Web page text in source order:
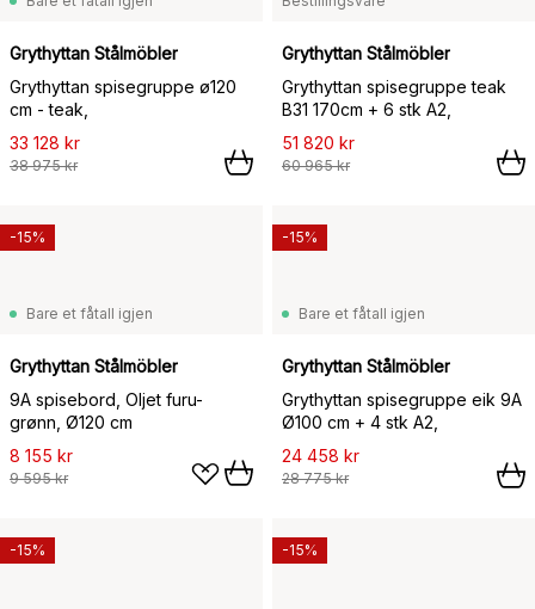
Grythyttan Stålmöbler
Grythyttan spisegruppe ø120
cm - teak,
33 128 kr
38 975 kr
Grythyttan Stålmöbler
Grythyttan spisegruppe teak
B31 170cm + 6 stk A2,
51 820 kr
60 965 kr
Bare et fåtall igjen
Grythyttan Stålmöbler
9A spisebord, Oljet furu-
grønn, Ø120 cm
8 155 kr
9 595 kr
-15%
Bare et fåtall igjen
Grythyttan Stålmöbler
Grythyttan spisegruppe eik 9A
Ø100 cm + 4 stk A2,
24 458 kr
28 775 kr
-15%
-15% -15%